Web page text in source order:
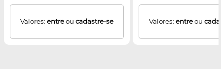
Valores: entreou cadastre-se Valores: entreou